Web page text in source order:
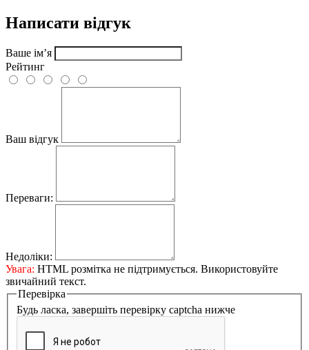
Написати відгук
Ваше ім’я
Рейтинг
Ваш відгук
Переваги:
Недоліки:
Увага: HTML розмітка не підтримується. Використовуйте
звичайний текст.
Перевірка
Будь ласка, завершіть перевірку captcha нижче